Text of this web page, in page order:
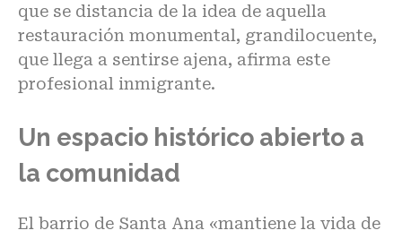
que se distancia de la idea de aquella
restauración monumental, grandilocuente,
que llega a sentirse ajena, afirma este
profesional inmigrante.
Un espacio histórico abierto a
la comunidad
El barrio de Santa Ana «mantiene la vida de